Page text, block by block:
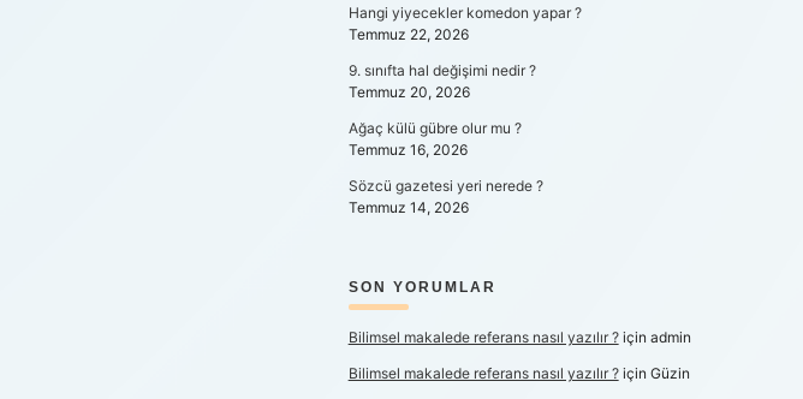
Hangi yiyecekler komedon yapar ?
Temmuz 22, 2026
9. sınıfta hal değişimi nedir ?
Temmuz 20, 2026
Ağaç külü gübre olur mu ?
Temmuz 16, 2026
Sözcü gazetesi yeri nerede ?
Temmuz 14, 2026
SON YORUMLAR
Bilimsel makalede referans nasıl yazılır ?için admin
Bilimsel makalede referans nasıl yazılır ?için Güzin